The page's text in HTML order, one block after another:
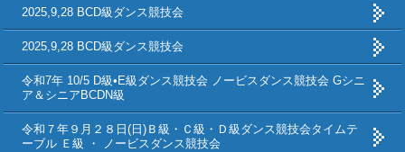
2025,9,28 BCD級ダンス競技会
2025,9,28 BCD級ダンス競技会
令和7年 10/5 D級•E級ダンス競技会 ノービスダンス競技会 Gシニ
ア＆シニアBCDN級
令和７年９月２８日(日)Ｂ級・Ｃ級・Ｄ級ダンス競技会タイムテ
ーブル Ｅ級 ・ ノービスダンス競技会